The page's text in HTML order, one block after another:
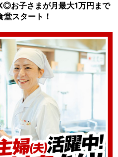
お子さまが月最大1万円まで
スタート！